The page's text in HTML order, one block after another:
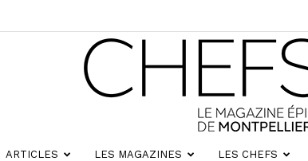
ARTICLES LES MAGAZINES LES CHEFS